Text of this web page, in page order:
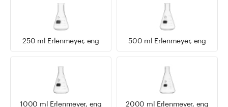
250 ml Erlenmeyer, eng 500 ml Erlenmeyer, eng
1000 ml Erlenmeyer, eng 2000 ml Erlenmeyer, eng